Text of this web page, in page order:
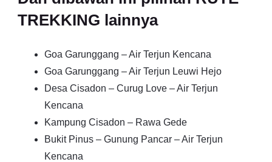
TREKKING lainnya
Goa Garunggang – Air Terjun Kencana
Goa Garunggang – Air Terjun Leuwi Hejo
Desa Cisadon – Curug Love – Air Terjun
Kencana
Kampung Cisadon – Rawa Gede
Bukit Pinus – Gunung Pancar – Air Terjun
Kencana